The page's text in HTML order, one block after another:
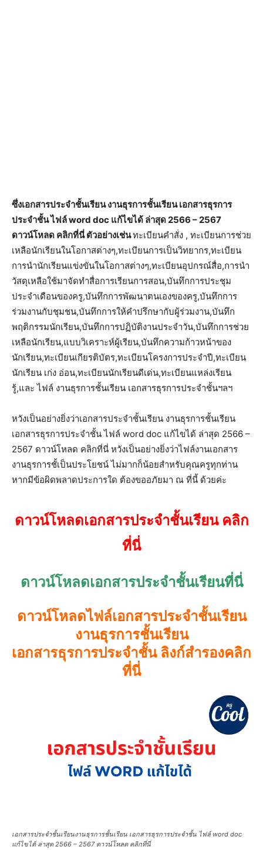
ซึ่งเอกสารประจำชั้นเรียน งานธุรการชั้นเรียน เอกสารธุรการ
ประจำชั้น ไฟล์ word doc แก้ไขได้ ล่าสุด 2566 – 2567
ดาวน์โหลด คลิกที่นี่ ตัวอย่างเช่นทะเบียนคำสั่ง , ทะเบียนการช่วย
เหลือนักเรียนในโอกาสต่างๆ,ทะเบียนการเป็นวิทยากร,ทะเบียน
การนำนักเรียนแข่งขันในโอกาสต่างๆ,ทะเบียนอุปกรณ์สื่อ,การนำ
วัสดุเหลือใช้มาจัดทำสื่อการเรียนการสอน,บันทึกการประชุม
ประจำเดือนของครู,บันทึกการพัฒนาตนเองของครู,บันทึกการ
ร่วมงานกับชุมชน,บันทึกการให้คำปรึกษากับผู้ร่วมงาน,บันทึก
พฤติกรรมนักเรียน,บันทึกการปฏิบัติงานประจำวัน,บันทึกการช่วย
เหลือนักเรียน,แบบวิเคราะห์ผู้เรียน,บันทึกความก้าวหน้าของ
นักเรียน,ทะเบียนเกียรติบัตร,ทะเบียนโครงการประจำปี,ทะเบียน
นักเรียน เก่ง อ่อน,ทะเบียนนักเรียนดีเด่น,ทะเบียนแหล่งเรียน
รู้,และ ไฟล์ งานธุรการชั้นเรียน เอกสารธุรการประจำชั้นฯลฯ
หวังเป็นอย่างยิ่งว่าเอกสารประจำชั้นเรียน งานธุรการชั้นเรียน
เอกสารธุรการประจำชั้น ไฟล์ word doc แก้ไขได้ ล่าสุด 2566 –
2567 ดาวน์โหลด คลิกที่นี่ หวังเป็นอย่างยิ่งว่าไฟล์งานเอกสาร
งานธุรการชั้เป็นประโยชน์ ไม่มากก็น้อยสำหรับคุณครูทุกท่าน
หากมีข้อผิดพลาดประการใด ต้องขออภัยมา ณ ที่นี้ ด้วยค่ะ
ดาวน์โหลดเอกสารประจำชั้นเรียน คลิก
ที่นี่
ดาวน์โหลดเอกสารประจำชั้นเรียนที่นี่
ดาวน์โหลดไฟล์เอกสารประจำชั้นเรียน
งานธุรการชั้นเรียน
เอกสารธุรการประจำชั้น ลิงก์สำรองคลิก
ที่นี่
เอกสารประจำชั้นเรียนงานธุรการชั้นเรียน เอกสารธุรการประจำชั้น ไฟล์ word doc
แก้ไขได้ ล่าสุด 2566 – 2567 ดาวน์โหลด คลิกที่นี่